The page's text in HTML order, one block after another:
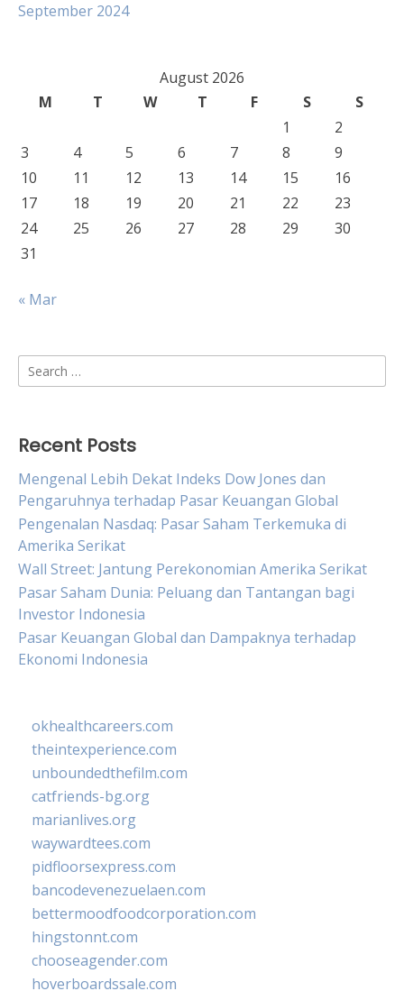
September 2024
August 2026
M
T W T F S
S
1
2
3
4 5 6 7 8
9
10
11 12 13 14 15
16
17
18 19 20 21 22
23
24
25 26 27 28 29
30
31
« Mar
Search
for:
Recent Posts
Mengenal Lebih Dekat Indeks Dow Jones dan
Pengaruhnya terhadap Pasar Keuangan Global
Pengenalan Nasdaq: Pasar Saham Terkemuka di
Amerika Serikat
Wall Street: Jantung Perekonomian Amerika Serikat
Pasar Saham Dunia: Peluang dan Tantangan bagi
Investor Indonesia
Pasar Keuangan Global dan Dampaknya terhadap
Ekonomi Indonesia
okhealthcareers.com
theintexperience.com
unboundedthefilm.com
catfriends-bg.org
marianlives.org
waywardtees.com
pidfloorsexpress.com
bancodevenezuelaen.com
bettermoodfoodcorporation.com
hingstonnt.com
chooseagender.com
hoverboardssale.com